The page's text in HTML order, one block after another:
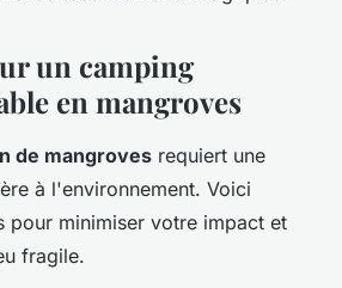
un camping
en mangroves
de mangroves requiert une
à l'environnement. Voici
pour minimiser votre impact et
fragile.